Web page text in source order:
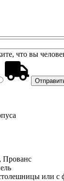
что вы
Прованс
или с